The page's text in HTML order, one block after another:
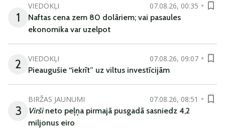
1
VIEDOKĻI
07.08.26, 00:35
Naftas cena zem 80 dolāriem; vai pasaules
ekonomika var uzelpot
2 VIEDOKĻI
07.08.26, 09:07
Pieaugušie “iekrīt” uz viltus investīcijām
3
BIRŽAS JAUNUMI
07.08.26, 08:51
Viršineto peļņa pirmajā pusgadā sasniedz 4,2
miljonus eiro